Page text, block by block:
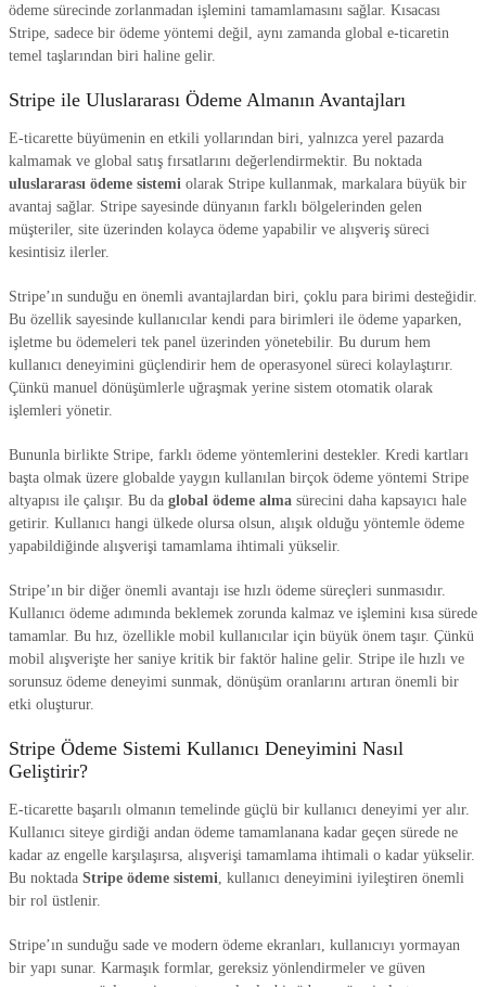
ödeme sürecinde zorlanmadan işlemini tamamlamasını sağlar. Kısacası
Stripe, sadece bir ödeme yöntemi değil, aynı zamanda global e-ticaretin
temel taşlarından biri haline gelir.
Stripe ile Uluslararası Ödeme Almanın Avantajları
E-ticarette büyümenin en etkili yollarından biri, yalnızca yerel pazarda
kalmamak ve global satış fırsatlarını değerlendirmektir. Bu noktada
uluslararası ödeme sistemi olarak Stripe kullanmak, markalara büyük bir
avantaj sağlar. Stripe sayesinde dünyanın farklı bölgelerinden gelen
müşteriler, site üzerinden kolayca ödeme yapabilir ve alışveriş süreci
kesintisiz ilerler.
Stripe’ın sunduğu en önemli avantajlardan biri, çoklu para birimi desteğidir.
Bu özellik sayesinde kullanıcılar kendi para birimleri ile ödeme yaparken,
işletme bu ödemeleri tek panel üzerinden yönetebilir. Bu durum hem
kullanıcı deneyimini güçlendirir hem de operasyonel süreci kolaylaştırır.
Çünkü manuel dönüşümlerle uğraşmak yerine sistem otomatik olarak
işlemleri yönetir.
Bununla birlikte Stripe, farklı ödeme yöntemlerini destekler. Kredi kartları
başta olmak üzere globalde yaygın kullanılan birçok ödeme yöntemi Stripe
altyapısı ile çalışır. Bu da global ödeme alma sürecini daha kapsayıcı hale
getirir. Kullanıcı hangi ülkede olursa olsun, alışık olduğu yöntemle ödeme
yapabildiğinde alışverişi tamamlama ihtimali yükselir.
Stripe’ın bir diğer önemli avantajı ise hızlı ödeme süreçleri sunmasıdır.
Kullanıcı ödeme adımında beklemek zorunda kalmaz ve işlemini kısa sürede
tamamlar. Bu hız, özellikle mobil kullanıcılar için büyük önem taşır. Çünkü
mobil alışverişte her saniye kritik bir faktör haline gelir. Stripe ile hızlı ve
sorunsuz ödeme deneyimi sunmak, dönüşüm oranlarını artıran önemli bir
etki oluşturur.
Stripe Ödeme Sistemi Kullanıcı Deneyimini Nasıl
Geliştirir?
E-ticarette başarılı olmanın temelinde güçlü bir kullanıcı deneyimi yer alır.
Kullanıcı siteye girdiği andan ödeme tamamlanana kadar geçen sürede ne
kadar az engelle karşılaşırsa, alışverişi tamamlama ihtimali o kadar yükselir.
Bu noktada Stripe ödeme sistemi , kullanıcı deneyimini iyileştiren önemli
bir rol üstlenir.
Stripe’ın sunduğu sade ve modern ödeme ekranları, kullanıcıyı yormayan
bir yapı sunar. Karmaşık formlar, gereksiz yönlendirmeler ve güven